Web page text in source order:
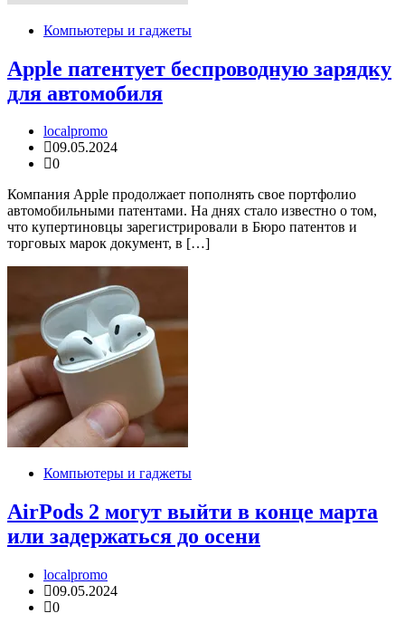
Компьютеры и гаджеты
Apple патентует беспроводную зарядку
для автомобиля
localpromo
09.05.2024
0
Компания Apple продолжает пополнять свое портфолио
автомобильными патентами. На днях стало известно о том,
что купертиновцы зарегистрировали в Бюро патентов и
торговых марок документ, в […]
Компьютеры и гаджеты
AirPods 2 могут выйти в конце марта
или задержаться до осени
localpromo
09.05.2024
0